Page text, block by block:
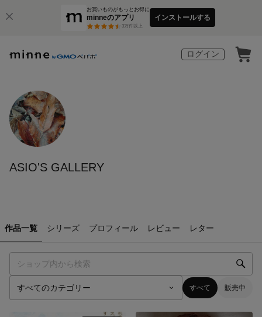
お買いものがもっとお得に
minneのアプリ
3万件以上
インストールする
ログイン
ASIO'S GALLERY
作品一覧 シリーズ プロフィール レビュー レター
すべて 販売中